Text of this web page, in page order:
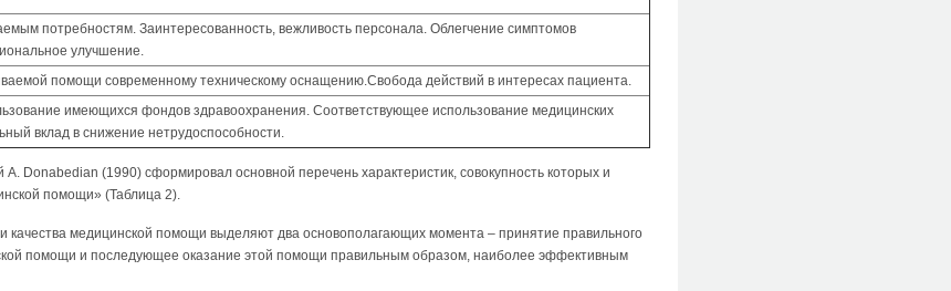
потребностям. Заинтересованность, вежливость персонала. Облегчение симптомов
улучшение.
помощи современному техническому оснащению.Свобода действий в интересах пациента.
имеющихся фондов здравоохранения. Соответствующее использование медицинских
вклад в снижение нетрудоспособности.
Donabedian (1990) сформировал основной перечень характеристик, совокупность которых и
помощи» (Таблица 2).
качества медицинской помощи выделяют два основополагающих момента – принятие правильного
помощи и последующее оказание этой помощи правильным образом, наиболее эффективным